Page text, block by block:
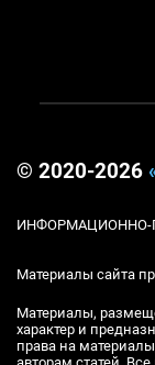
© 2020-2026
ИНФОРМАЦИОННО-
Материалы сайта
Материалы,
характер и
права на